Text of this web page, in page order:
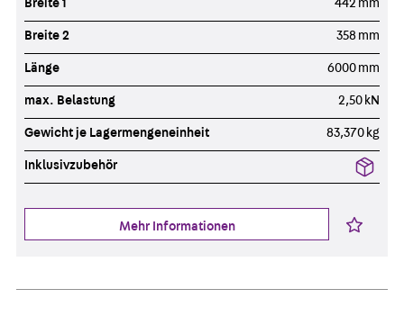
Breite 1 442 mm
Breite 2 358 mm
Länge 6000 mm
max. Belastung 2,50 kN
Gewicht je Lagermengeneinheit 83,370 kg
Inklusivzubehör
Mehr Informationen